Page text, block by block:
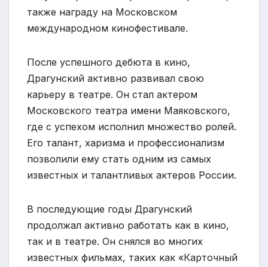
также награду на Московском
международном кинофестивале.
После успешного дебюта в кино,
Драгунский активно развивал свою
карьеру в театре. Он стал актером
Московского театра имени Маяковского,
где с успехом исполнил множество ролей.
Его талант, харизма и профессионализм
позволили ему стать одним из самых
известных и талантливых актеров России.
В последующие годы Драгунский
продолжал активно работать как в кино,
так и в театре. Он снялся во многих
известных фильмах, таких как «Карточный